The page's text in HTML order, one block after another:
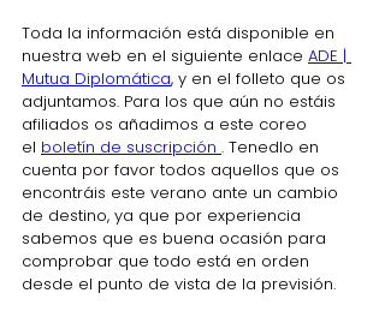
Toda la información está disponible en
nuestra web en el siguiente enlace ADE |
Mutua Diplomática, y en el folleto que os
adjuntamos. Para los que aún no estáis
afiliados os añadimos a este coreo
el boletín de suscripción . Tenedlo en
cuenta por favor todos aquellos que os
encontráis este verano ante un cambio
de destino, ya que por experiencia
sabemos que es buena ocasión para
comprobar que todo está en orden
desde el punto de vista de la previsión.